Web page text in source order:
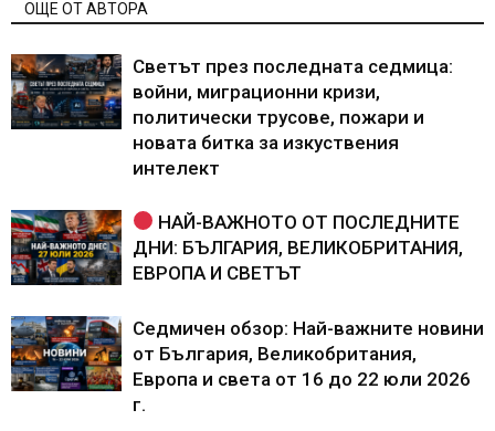
ОЩЕ ОТ АВТОРА
Светът през последната седмица:
войни, миграционни кризи,
политически трусове, пожари и
новата битка за изкуствения
интелект
НАЙ-ВАЖНОТО ОТ ПОСЛЕДНИТЕ
ДНИ: БЪЛГАРИЯ, ВЕЛИКОБРИТАНИЯ,
ЕВРОПА И СВЕТЪТ
Седмичен обзор: Най-важните новини
от България, Великобритания,
Европа и света от 16 до 22 юли 2026
г.